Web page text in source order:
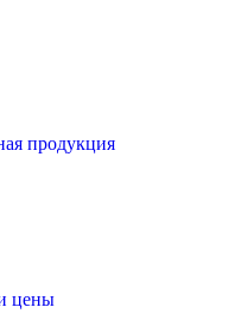
продукция
цены